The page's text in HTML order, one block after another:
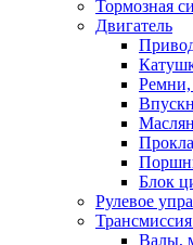
Тормозная
Двигатель
Блок
Рулевое
Валы,